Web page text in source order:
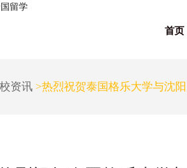
首页
资讯 >热烈祝贺泰国格乐大学与沈